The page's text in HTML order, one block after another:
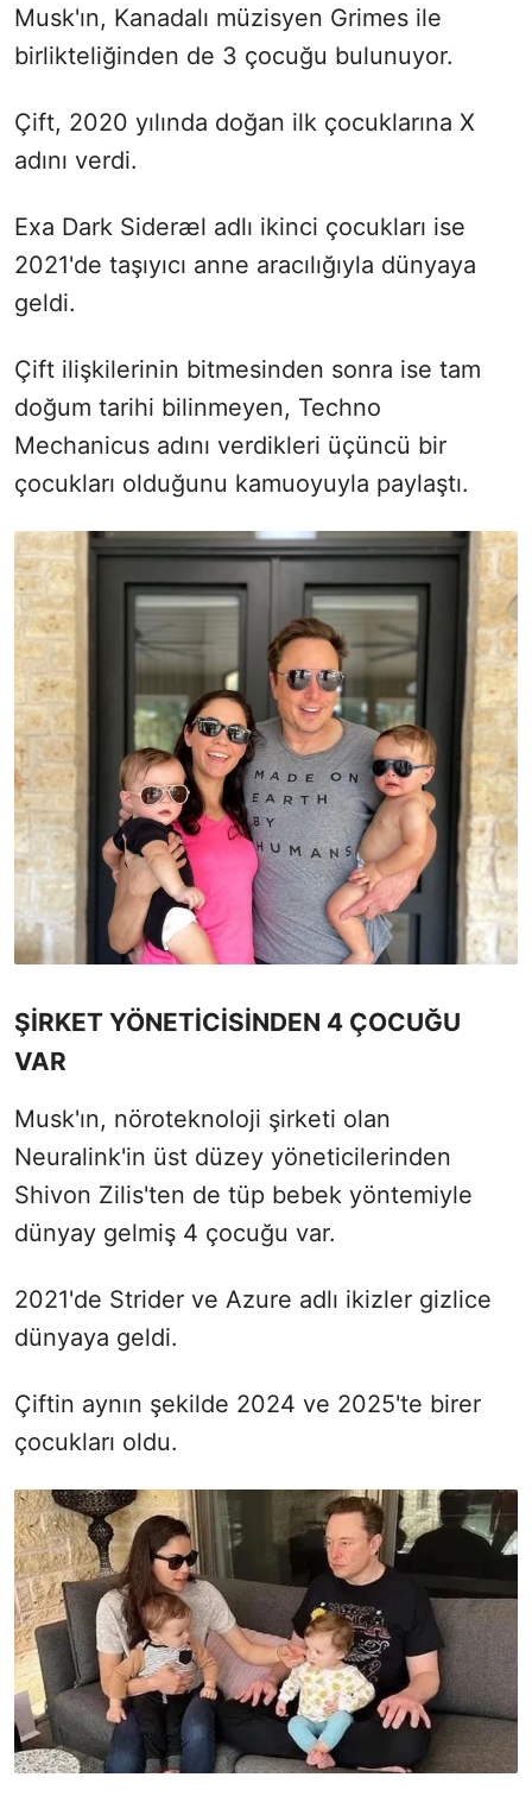
Musk'ın, Kanadalı müzisyen Grimes ile
birlikteliğinden de 3 çocuğu bulunuyor.
Çift, 2020 yılında doğan ilk çocuklarına X
adını verdi.
Exa Dark Sideræl adlı ikinci çocukları ise
2021'de taşıyıcı anne aracılığıyla dünyaya
geldi.
Çift ilişkilerinin bitmesinden sonra ise tam
doğum tarihi bilinmeyen, Techno
Mechanicus adını verdikleri üçüncü bir
çocukları olduğunu kamuoyuyla paylaştı.
ŞİRKET YÖNETİCİSİNDEN 4 ÇOCUĞU
VAR
Musk'ın, nöroteknoloji şirketi olan
Neuralink'in üst düzey yöneticilerinden
Shivon Zilis'ten de tüp bebek yöntemiyle
dünyay gelmiş 4 çocuğu var.
2021'de Strider ve Azure adlı ikizler gizlice
dünyaya geldi.
Çiftin aynın şekilde 2024 ve 2025'te birer
çocukları oldu.